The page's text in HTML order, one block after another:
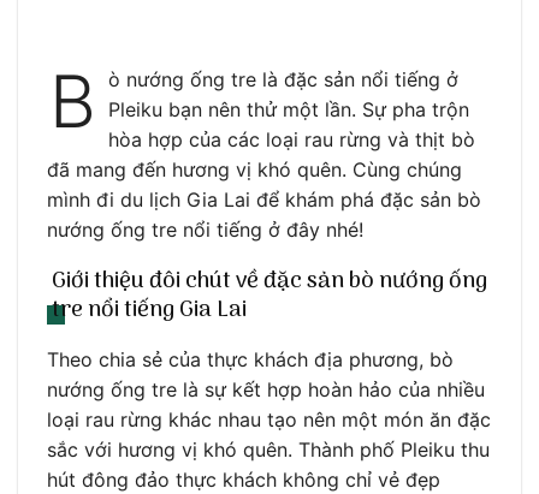
B
ò nướng ống tre là đặc sản nổi tiếng ở
Pleiku bạn nên thử một lần. Sự pha trộn
hòa hợp của các loại rau rừng và thịt bò
đã mang đến hương vị khó quên. Cùng chúng
mình đi du lịch Gia Lai để khám phá đặc sản bò
nướng ống tre nổi tiếng ở đây nhé!
Giới thiệu đôi chút về đặc sản bò nướng ống
tre nổi tiếng Gia Lai
Theo chia sẻ của thực khách địa phương, bò
nướng ống tre là sự kết hợp hoàn hảo của nhiều
loại rau rừng khác nhau tạo nên một món ăn đặc
sắc với hương vị khó quên. Thành phố Pleiku thu
hút đông đảo thực khách không chỉ vẻ đẹp